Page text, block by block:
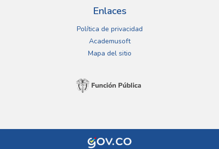
Enlaces
Política de privacidad
Academusoft
Mapa del sitio